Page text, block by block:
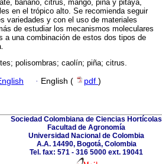
banano, citrus, mango, piña y pitaya,
en el trópico alto. Se recomienda seguir
variedades y con el uso de materiales
de estudiar los mecanismos moleculares
a una combinación de estos dos tipos de
polisombras; caolín; piña; citrus.
· English ( pdf )
Sociedad Colombiana de Ciencias Hortícolas
Facultad de Agronomía
Universidad Nacional de Colombia
A.A. 14490, Bogotá, Colombia
Tel. fax: 571 - 316 5000 ext. 19041